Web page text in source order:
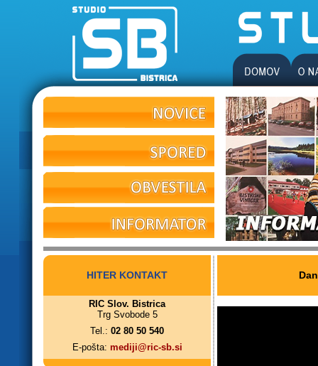
HITER KONTAKT
RIC Slov. Bistrica
Trg Svobode 5
Tel.: 02 80 50 540
E-pošta: mediji@ric-sb.si